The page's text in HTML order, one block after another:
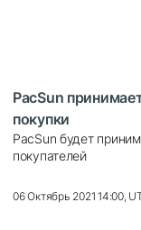
PacSun
покупки
PacSun будет
покупателей
06 Октябрь 2021 14:00,